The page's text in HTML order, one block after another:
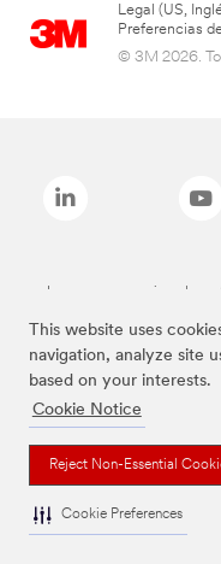
This website uses
navigation, analyze site
based on your interests.
Cookie Notice
Reject Non-Essential
Cookie Preferences
Legal (US,
Preferencias
© 3M 2026.
Las marcas mencionadas